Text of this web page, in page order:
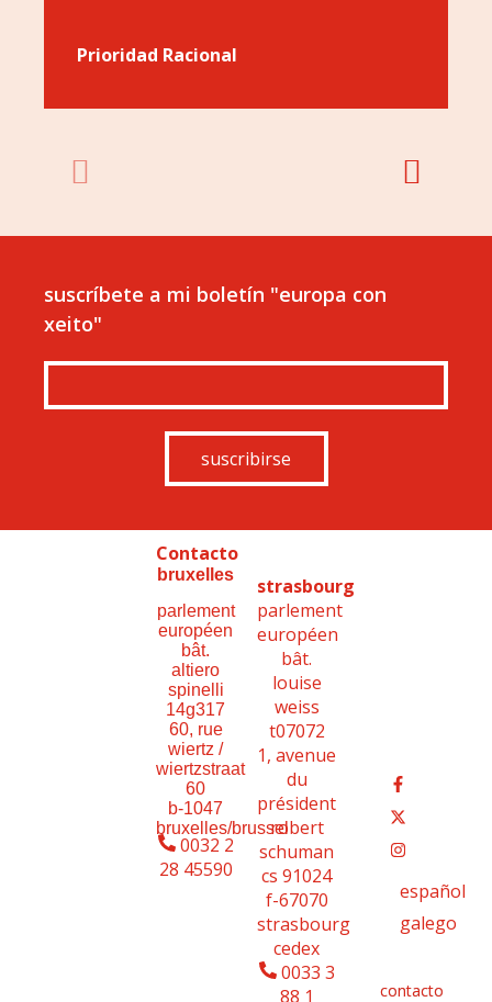
Prioridad Racional
suscríbete a mi boletín "europa con
xeito"
suscribirse
Contacto
bruxelles
parlement
européen
bât.
altiero
spinelli
14g317
60, rue
wiertz /
wiertzstraat
60
b-1047
bruxelles/brussel
0032 2
28 45590
strasbourg
parlement
européen
bât.
louise
weiss
t07072
1, avenue
du
président
robert
schuman
cs 91024
f-67070
strasbourg
cedex
0033 3
88 1
español
galego
contacto